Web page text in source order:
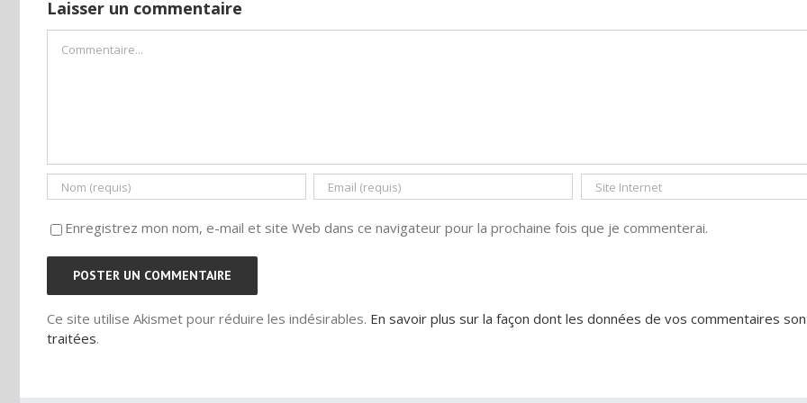
Laisser un commentaire
Enregistrez mon nom, e-mail et site Web dans ce navigateur pour la prochaine fois que je commenterai.
Ce site utilise Akismet pour réduire les indésirables. En savoir plus sur la façon dont les données de vos commentaires
traitées.